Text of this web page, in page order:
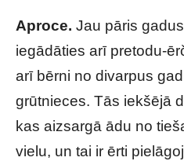
Aproce. Jau pāris
iegādāties arī pretodu-
arī bērni no divarpus
grūtnieces. Tās iekšējā
kas aizsargā ādu no
vielu, un tai ir ērti